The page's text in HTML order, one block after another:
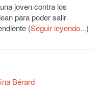
joven contra los
para poder salir
(Seguir leyendo...)
Bérard